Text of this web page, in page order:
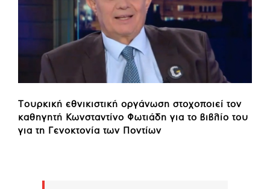
Τουρκική εθνικιστική οργάνωση στοχοποιεί τον
καθηγητή Κωνσταντίνο Φωτιάδη για το βιβλίο του
για τη Γενοκτονία των Ποντίων